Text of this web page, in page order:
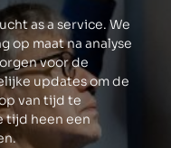
as a service. We
op maat na analyse
voor de
updates om de
van tijd te
tijd heen een